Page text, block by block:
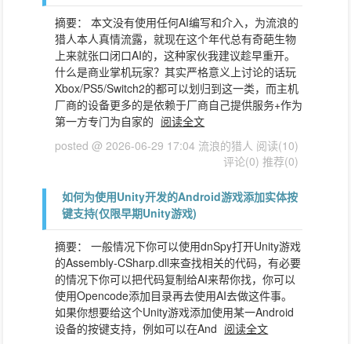
摘要： 本文没有使用任何AI编写和介入，为流浪的
猎人本人真情流露，就现在这个年代总有奇葩生物
上来就张口闭口AI的，这种家伙我建议趁早重开。
什么是商业掌机玩家？其实严格意义上讨论的话玩
Xbox/PS5/Switch2的都可以划归到这一类，而主机
厂商的设备更多的是依赖于厂商自己提供服务+作为
第一方专门为自家的 阅读全文
posted @ 2026-06-29 17:04 流浪的猎人 阅读(10)
评论(0) 推荐(0)
如何为使用Unity开发的Android游戏添加实体按
键支持(仅限早期Unity游戏)
摘要： 一般情况下你可以使用dnSpy打开Unity游戏
的Assembly-CSharp.dll来查找相关的代码，有必要
的情况下你可以把代码复制给AI来帮你找，你可以
使用Opencode添加目录再去使用AI去做这件事。
如果你想要给这个Unity游戏添加使用某一Android
设备的按键支持，例如可以在And 阅读全文